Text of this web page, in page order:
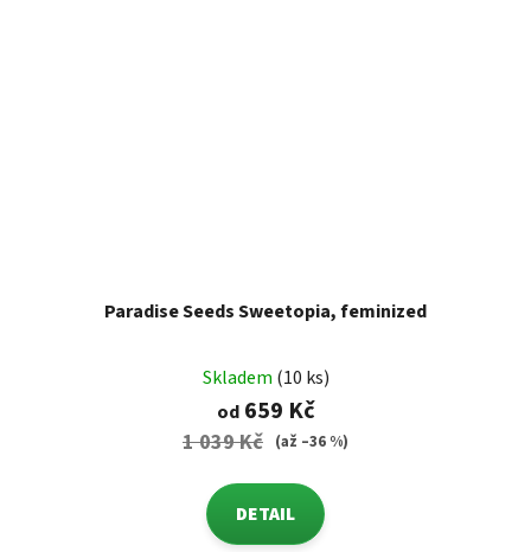
Paradise Seeds Sweetopia, feminized
Skladem (10 ks)
od659 Kč
1 039 Kč (až –36 %)
DETAIL